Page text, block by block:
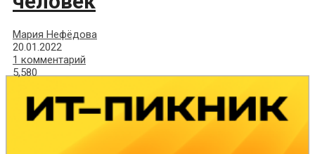
Мария Нефёдова
20.01.2022
1 комментарий
5,580